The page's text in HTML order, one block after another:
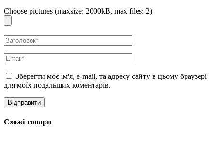
Choose pictures (maxsize: 2000kB, max files: 2)
Зберегти моє ім'я, e-mail, та адресу сайту в цьому браузері
для моїх подальших коментарів.
Схожі товари